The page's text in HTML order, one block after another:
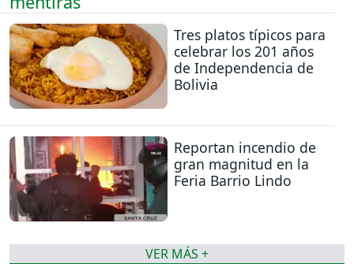
Tres platos típicos para
celebrar los 201 años
de Independencia de
Bolivia
Reportan incendio de
gran magnitud en la
Feria Barrio Lindo
VER MÁS +